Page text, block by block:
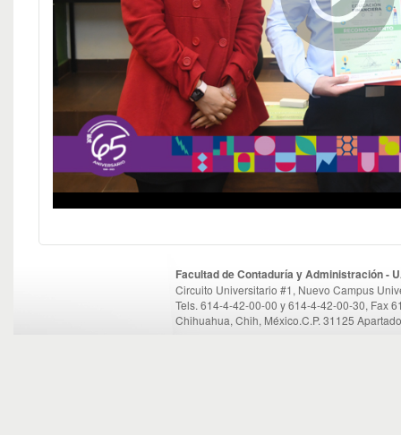
Facultad de Contaduría y Administración -
Circuito Universitario #1, Nuevo Campus
Tels. 614-4-42-00-00 y 614-4-42-00-30, Fax
Chihuahua, Chih, México.C.P. 31125